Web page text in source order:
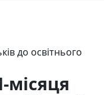
до освітнього
місяця